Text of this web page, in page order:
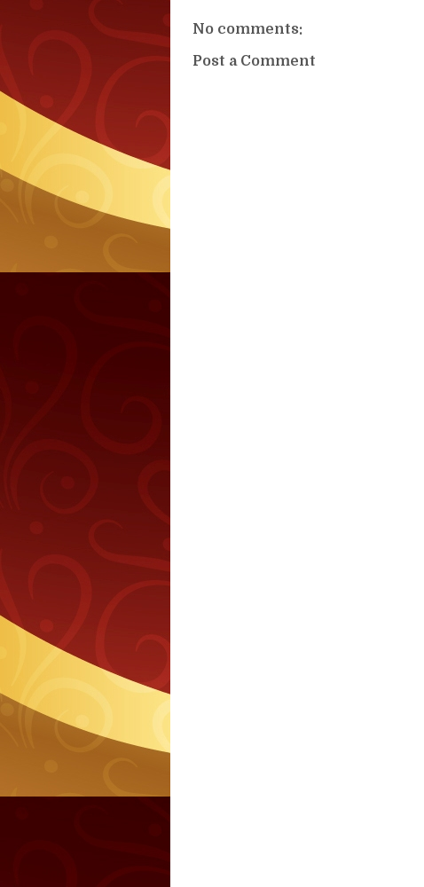
No comments:
Post a Comment